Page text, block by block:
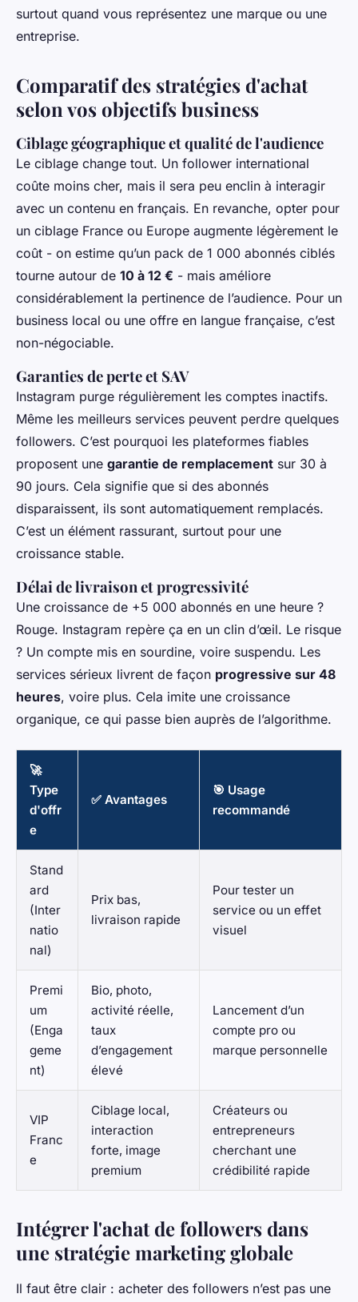
surtout quand vous représentez une marque ou une
entreprise.
Comparatif des stratégies d'achat
selon vos objectifs business
Ciblage géographique et qualité de l'audience
Le ciblage change tout. Un follower international
coûte moins cher, mais il sera peu enclin à interagir
avec un contenu en français. En revanche, opter pour
un ciblage France ou Europe augmente légèrement le
coût - on estime qu’un pack de 1 000 abonnés ciblés
tourne autour de 10 à 12 € - mais améliore
considérablement la pertinence de l’audience. Pour un
business local ou une offre en langue française, c’est
non-négociable.
Garanties de perte et SAV
Instagram purge régulièrement les comptes inactifs.
Même les meilleurs services peuvent perdre quelques
followers. C’est pourquoi les plateformes fiables
proposent une garantie de remplacement sur 30 à
90 jours. Cela signifie que si des abonnés
disparaissent, ils sont automatiquement remplacés.
C’est un élément rassurant, surtout pour une
croissance stable.
Délai de livraison et progressivité
Une croissance de +5 000 abonnés en une heure ?
Rouge. Instagram repère ça en un clin d’œil. Le risque
? Un compte mis en sourdine, voire suspendu. Les
services sérieux livrent de façon progressive sur 48
heures, voire plus. Cela imite une croissance
organique, ce qui passe bien auprès de l’algorithme.
🚀
Type
d'offr
e
✅ Avantages
🎯 Usage
recommandé
Stand
ard
(Inter
natio
nal)
Prix bas,
livraison rapide
Pour tester un
service ou un effet
visuel
Premi
um
(Enga
geme
nt)
Bio, photo,
activité réelle,
taux
d’engagement
élevé
Lancement d’un
compte pro ou
marque personnelle
VIP
Franc
e
Ciblage local,
interaction
forte, image
premium
Créateurs ou
entrepreneurs
cherchant une
crédibilité rapide
Intégrer l'achat de followers dans
une stratégie marketing globale
Il faut être clair : acheter des followers n’est pas une